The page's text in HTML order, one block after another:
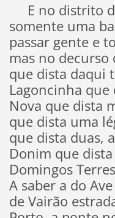
E no distrito
somente uma
passar gente e
mas no
que dista daqui
Lagoncinha
Nova que dista
que dista uma
que dista duas,
Donim que
Domingos
A saber a do
de Vairão